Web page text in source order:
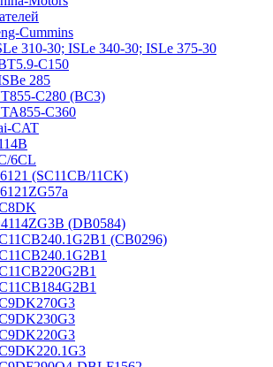
Cummins
310-30; ISLe 340-30; ISLe 375-30
C150
285
C280 (BC3)
C360
CAT
6CL
(SC11CB/11CK)
(DB0584)
(CB0296)